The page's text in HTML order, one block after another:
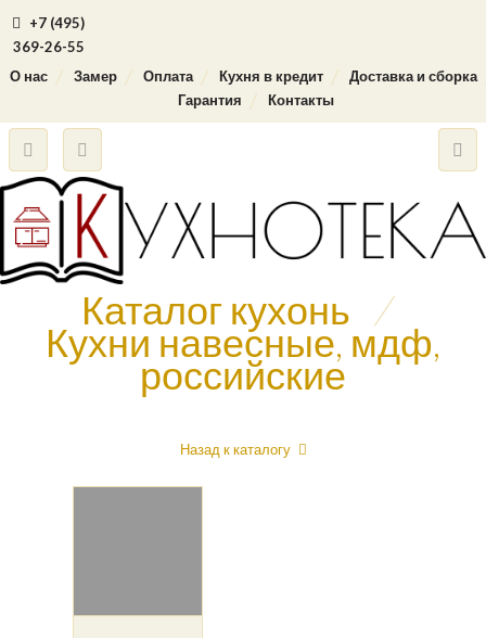
+7 (495)
369-26-55
О нас
Замер Оплата Кухня в кредит
Доставка и сборка
Гарантия
Контакты
Каталог кухонь /
Кухни навесные, мдф,
российские
Назад к каталогу